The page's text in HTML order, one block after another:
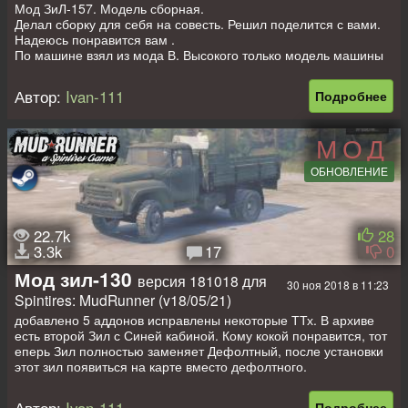
Мод ЗиЛ-157. Модель сборная.
Делал сборку для себя на совесть. Решил поделится с вами.
Надеюсь понравится вам .
По машине взял из мода В. Высокого только модель машины
Зил-157 получился по ТТх схож С Muzden-новским Зилом
(похож !!! но не копия).
По аддоном использовал те что на мой взгляд лучше всех
подошли и дефолт .
Мод, на мой взяд, получился отличный. Для любителей
ЗиЛ-157.
Подробнее
Автор: Ivan-111
МОД
ОБНОВЛЕНИЕ
22.7k
3.3k 17
28
0
30 ноя 2018 в 11:23
Мод зил-130 версия 181018 для
Spintires: MudRunner (v18/05/21)
добавлено 5 аддонов исправлены некоторые ТТх. В архиве
есть второй Зил с Синей кабиной. Кому кокой понравится, тот
еперь Зил полностью заменяет Дефолтный, после установки
этот зил появиться на карте вместо дефолтного.